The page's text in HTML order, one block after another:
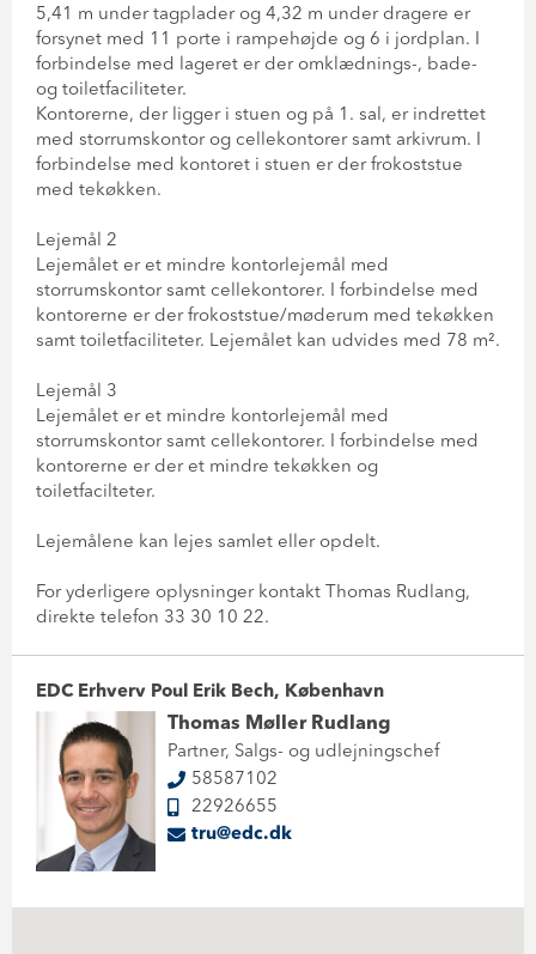
5,41 m under tagplader og 4,32 m under dragere er
forsynet med 11 porte i rampehøjde og 6 i jordplan. I
forbindelse med lageret er der omklædnings-, bade-
og toiletfaciliteter.
Kontorerne, der ligger i stuen og på 1. sal, er indrettet
med storrumskontor og cellekontorer samt arkivrum. I
forbindelse med kontoret i stuen er der frokoststue
med tekøkken.
Lejemål 2
Lejemålet er et mindre kontorlejemål med
storrumskontor samt cellekontorer. I forbindelse med
kontorerne er der frokoststue/møderum med tekøkken
samt toiletfaciliteter. Lejemålet kan udvides med 78 m².
Lejemål 3
Lejemålet er et mindre kontorlejemål med
storrumskontor samt cellekontorer. I forbindelse med
kontorerne er der et mindre tekøkken og
toiletfacilteter.
Lejemålene kan lejes samlet eller opdelt.
For yderligere oplysninger kontakt Thomas Rudlang,
direkte telefon 33 30 10 22.
EDC Erhverv Poul Erik Bech, København
Thomas Møller Rudlang
Partner, Salgs- og udlejningschef
58587102
22926655
tru@edc.dk